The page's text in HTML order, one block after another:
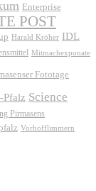
Enterprise
POST
Harald Kröher IDL
Mitmachexponate
Fototage
Pfalz Science
Pirmasens
Vorhofflimmern